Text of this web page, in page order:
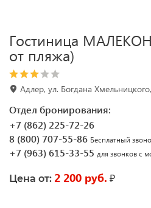
Гостиница
от пляжа)
Адлер, ул. Богдана
Отдел бронирования:
+7 (862) 225-72-26
8 (800) 707-55-86 Бесплатный
+7 (963) 615-33-55 для звонков с
Цена от: 2 200 руб. ₽